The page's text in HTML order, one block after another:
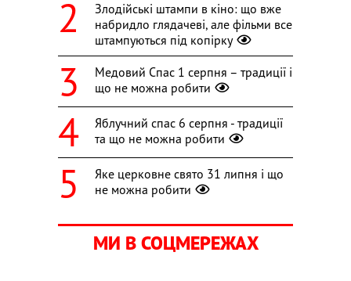
Злодійські штампи в кіно: що вже
набридло глядачеві, але фільми все
штампуються під копірку
Медовий Спас 1 серпня – традиції і
що не можна робити
Яблучний спас 6 серпня - традиції
та що не можна робити
Яке церковне свято 31 липня і що
не можна робити
МИ В СОЦМЕРЕЖАХ